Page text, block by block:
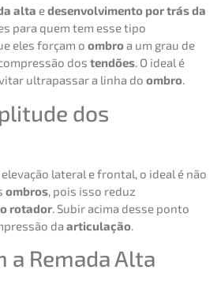
alta edesenvolvimento por trás da
para quem tem esse tipo
eles forçam o ombroa um grau de
dos tendões. O ideal é
ultrapassar a linha do ombro.
dos
lateral e frontal, o ideal é não
ombros, pois isso reduz
rotador. Subir acima desse ponto
da articulação.
a Remada Alta